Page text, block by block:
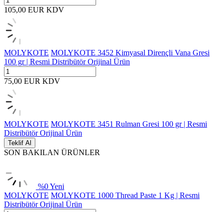
105,00 EUR KDV
MOLYKOTE MOLYKOTE 3452 Kimyasal Dirençli Vana Gresi
100 gr | Resmi Distribütör Orijinal Ürün
75,00 EUR KDV
MOLYKOTE MOLYKOTE 3451 Rulman Gresi 100 gr | Resmi
Distribütör Orijinal Ürün
Teklif Al
SON BAKILAN ÜRÜNLER
%0Yeni
MOLYKOTE MOLYKOTE 1000 Thread Paste 1 Kg | Resmi
Distribütör Orijinal Ürün